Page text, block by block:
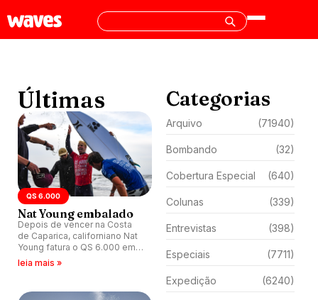
Últimas
QS 6.000
Nat Young embalado
Depois de vencer na Costa
de Caparica, californiano Nat
Young fatura o QS 6.000 em
Chiba, Japão, e assume a
leia mais »
Categorias
Arquivo (71940)
Bombando (32)
Cobertura Especial (640)
Colunas (339)
Entrevistas (398)
Especiais (7711)
Expedição (6240)